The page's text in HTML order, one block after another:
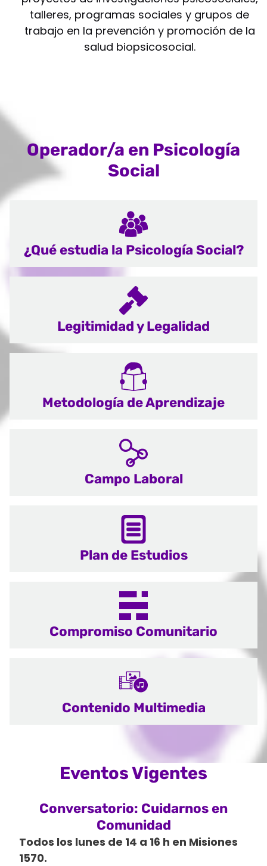
talleres, programas sociales y grupos de
trabajo en la prevención y promoción de la
salud biopsicosocial.
Operador/a en Psicología
Social
¿Qué estudia la Psicología Social?
Legitimidad y Legalidad
Metodología de Aprendizaje
Campo Laboral
Plan de Estudios
Compromiso Comunitario
Contenido Multimedia
Eventos Vigentes
Conversatorio: Cuidarnos en
Comunidad
Todos los lunes de 14 a 16 h en Misiones
1570.